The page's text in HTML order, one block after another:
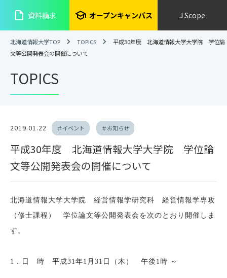
insert_drive_file 資料請求 school オープンキャンパス J Scope
北海道情報大学TOP TOPICS
平成30年度 北海道情報大学大学院 学位論
文等公開発表会の開催について
TOPICS
2019.01.22 ＃イベント ＃お知らせ
平成30年度 北海道情報大学大学院 学位論
文等公開発表会の開催について
北海道情報大学大学院 経営情報学研究科 経営情報学専攻
（修士課程） 学位論文等公開発表会を次のとおり開催しま
す。
1．日 時 平成31年1月31日（木） 午後1時 ～